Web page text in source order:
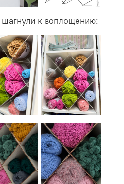
к воплощению: